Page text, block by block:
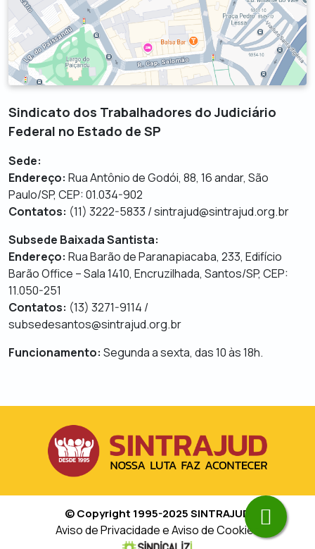
Sindicato dos Trabalhadores do Judiciário
Federal no Estado de SP
Sede:
Endereço: Rua Antônio de Godói, 88, 16 andar, São
Paulo/SP, CEP: 01.034-902
Contatos: (11) 3222-5833 / sintrajud@sintrajud.org.br
Subsede Baixada Santista:
Endereço: Rua Barão de Paranapiacaba, 233, Edifício
Barão Office – Sala 1410, Encruzilhada, Santos/SP, CEP:
11.050-251
Contatos: (13) 3271-9114 /
subsedesantos@sintrajud.org.br
Funcionamento: Segunda a sexta, das 10 às 18h.
© Copyright 1995-2025 SINTRAJUD
Aviso de Privacidade e Aviso de Cookies